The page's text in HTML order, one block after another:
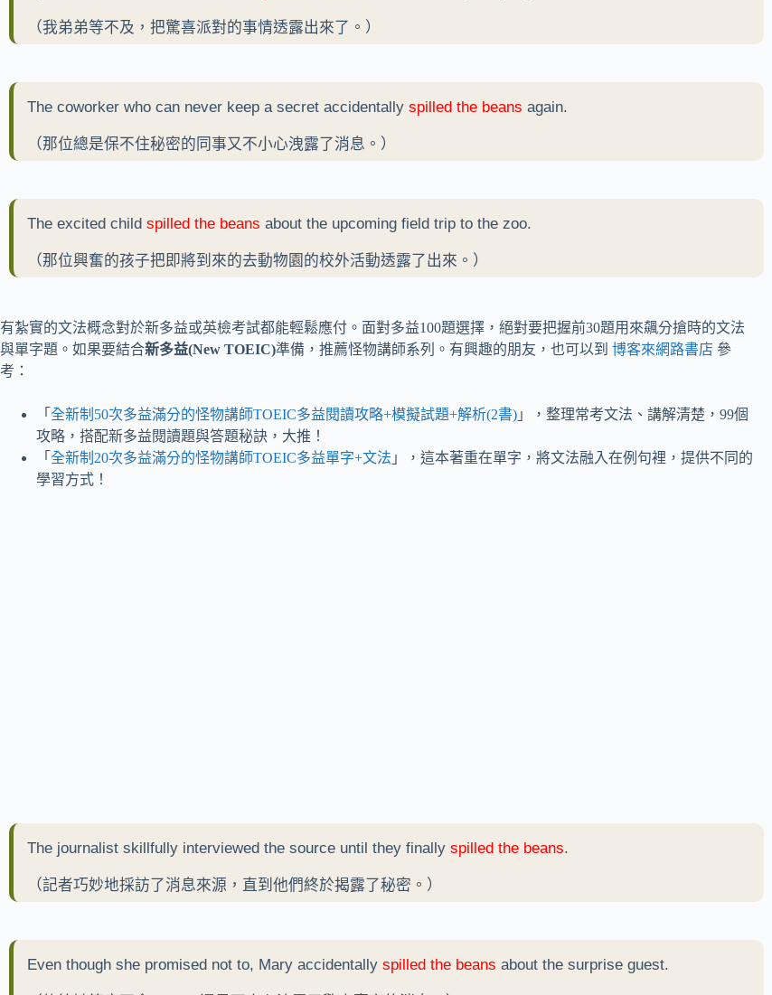
（我弟弟等不及，把驚喜派對的事情透露出來了。）
The coworker who can never keep a secret accidentally spilled the beans again.
（那位總是保不住秘密的同事又不小心洩露了消息。）
The excited child spilled the beans about the upcoming field trip to the zoo.
（那位興奮的孩子把即將到來的去動物園的校外活動透露了出來。）
有紮實的文法概念對於新多益或英檢考試都能輕鬆應付。面對多益100題選擇，絕對要把握前30題用來飆分搶時的文法
與單字題。如果要結合新多益(New TOEIC)準備，推薦怪物講師系列。有興趣的朋友，也可以到 博客來網路書店 參
考：
「 全新制50次多益滿分的怪物講師TOEIC多益閱讀攻略+模擬試題+解析(2書) 」，整理常考文法、講解清楚，99個
攻略，搭配新多益閱讀題與答題秘訣，大推！
「 全新制20次多益滿分的怪物講師TOEIC多益單字+文法 」，這本著重在單字，將文法融入在例句裡，提供不同的
學習方式！
The journalist skillfully interviewed the source until they finally spilled the beans.
（記者巧妙地採訪了消息來源，直到他們終於揭露了秘密。）
Even though she promised not to, Mary accidentally spilled the beans about the surprise guest.